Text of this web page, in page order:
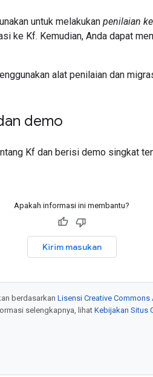
untuk melakukan penilaian
ke Kf. Kemudian, Anda dapat
alat penilaian dan
demo
Kf dan berisi demo singkat
Apakah informasi ini membantu?
Kirim masukan
berdasarkan Lisensi Creative
selengkapnya, lihat Kebijakan Situs